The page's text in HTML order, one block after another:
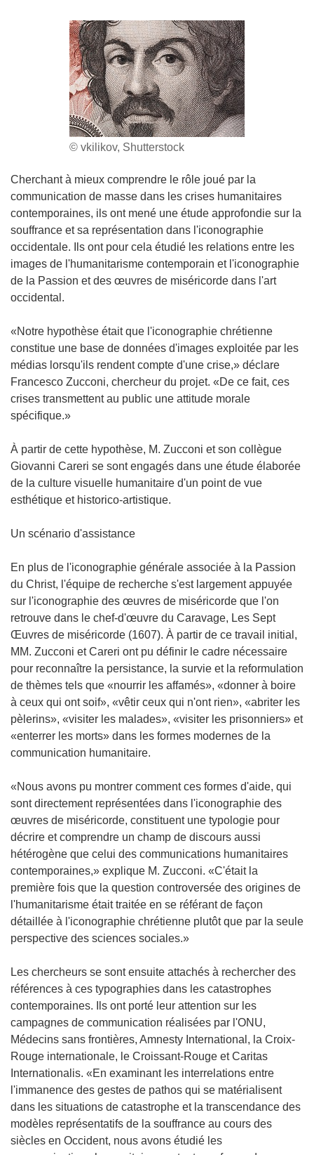
© vkilikov, Shutterstock
Cherchant à mieux comprendre le rôle joué par la
communication de masse dans les crises humanitaires
contemporaines, ils ont mené une étude approfondie sur la
souffrance et sa représentation dans l'iconographie
occidentale. Ils ont pour cela étudié les relations entre les
images de l'humanitarisme contemporain et l'iconographie
de la Passion et des œuvres de miséricorde dans l'art
occidental.
«Notre hypothèse était que l'iconographie chrétienne
constitue une base de données d'images exploitée par les
médias lorsqu'ils rendent compte d'une crise,» déclare
Francesco Zucconi, chercheur du projet. «De ce fait, ces
crises transmettent au public une attitude morale
spécifique.»
À partir de cette hypothèse, M. Zucconi et son collègue
Giovanni Careri se sont engagés dans une étude élaborée
de la culture visuelle humanitaire d'un point de vue
esthétique et historico-artistique.
Un scénario d'assistance
En plus de l'iconographie générale associée à la Passion
du Christ, l'équipe de recherche s'est largement appuyée
sur l'iconographie des œuvres de miséricorde que l'on
retrouve dans le chef-d'œuvre du Caravage, Les Sept
Œuvres de miséricorde (1607). À partir de ce travail initial,
MM. Zucconi et Careri ont pu définir le cadre nécessaire
pour reconnaître la persistance, la survie et la reformulation
de thèmes tels que «nourrir les affamés», «donner à boire
à ceux qui ont soif», «vêtir ceux qui n'ont rien», «abriter les
pèlerins», «visiter les malades», «visiter les prisonniers» et
«enterrer les morts» dans les formes modernes de la
communication humanitaire.
«Nous avons pu montrer comment ces formes d'aide, qui
sont directement représentées dans l'iconographie des
œuvres de miséricorde, constituent une typologie pour
décrire et comprendre un champ de discours aussi
hétérogène que celui des communications humanitaires
contemporaines,» explique M. Zucconi. «C'était la
première fois que la question controversée des origines de
l'humanitarisme était traitée en se référant de façon
détaillée à l'iconographie chrétienne plutôt que par la seule
perspective des sciences sociales.»
Les chercheurs se sont ensuite attachés à rechercher des
références à ces typographies dans les catastrophes
contemporaines. Ils ont porté leur attention sur les
campagnes de communication réalisées par l'ONU,
Médecins sans frontières, Amnesty International, la Croix-
Rouge internationale, le Croissant-Rouge et Caritas
Internationalis. «En examinant les interrelations entre
l'immanence des gestes de pathos qui se matérialisent
dans les situations de catastrophe et la transcendance des
modèles représentatifs de la souffrance au cours des
siècles en Occident, nous avons étudié les